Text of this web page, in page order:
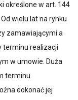
określone w art. 144
wielu lat na rynku
zamawiającymi a
terminu realizacji
w umowie. Duża
terminu
dokonać jej